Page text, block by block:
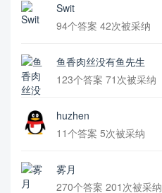
Swit
94个答案 42次被采纳
鱼香肉丝没有鱼先生
123个答案 71次被采纳
huzhen
11个答案 5次被采纳
雾月
270个答案 201次被采纳